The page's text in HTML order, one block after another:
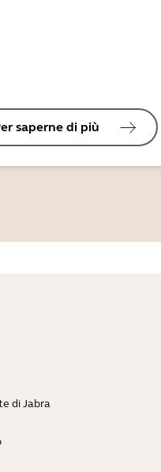
saperne di più
di Jabra